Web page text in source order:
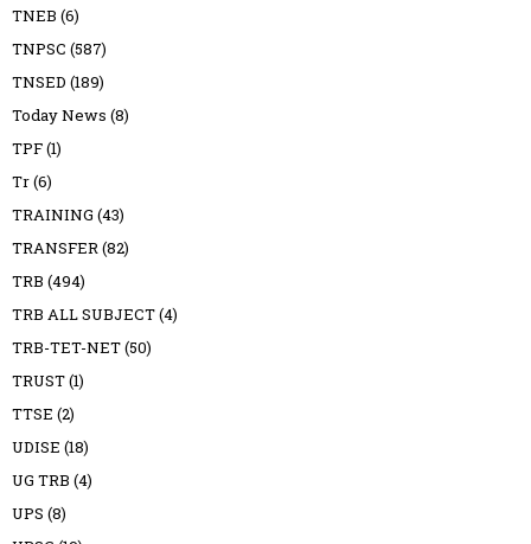
TNEB (6)
TNPSC (587)
TNSED (189)
Today News (8)
TPF(1)
Tr(6)
TRAINING (43)
TRANSFER(82)
TRB (494)
TRB ALL SUBJECT(4)
TRB-TET-NET(50)
TRUST(1)
TTSE (2)
UDISE (18)
UG TRB (4)
UPS (8)